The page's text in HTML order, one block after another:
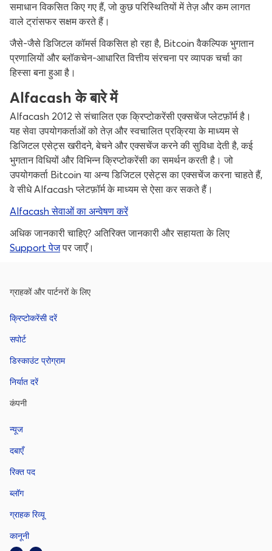
समाधान विकसित किए गए हैं, जो कुछ परिस्थितियों में तेज़ और कम लागत
वाले ट्रांसफर सक्षम करते हैं।
जैसे-जैसे डिजिटल कॉमर्स विकसित हो रहा है, Bitcoin वैकल्पिक भुगतान
प्रणालियों और ब्लॉकचेन-आधारित वित्तीय संरचना पर व्यापक चर्चा का
हिस्सा बना हुआ है।
Alfacash के बारे में
Alfacash 2012 से संचालित एक क्रिप्टोकरेंसी एक्सचेंज प्लेटफ़ॉर्म है।
यह सेवा उपयोगकर्ताओं को तेज़ और स्वचालित प्रक्रिया के माध्यम से
डिजिटल एसेट्स खरीदने, बेचने और एक्सचेंज करने की सुविधा देती है, कई
भुगतान विधियों और विभिन्न क्रिप्टोकरेंसी का समर्थन करती है। जो
उपयोगकर्ता Bitcoin या अन्य डिजिटल एसेट्स का एक्सचेंज करना चाहते हैं,
वे सीधे Alfacash प्लेटफ़ॉर्म के माध्यम से ऐसा कर सकते हैं।
Alfacash सेवाओं का अन्वेषण करें
अधिक जानकारी चाहिए? अतिरिक्त जानकारी और सहायता के लिए
Support पेजपर जाएँ।
ग्राहकों और पार्टनरों के लिए
क्रिप्टोकरेंसी दरें
सपोर्ट
डिस्काउंट प्रोग्राम
निर्यात दरें
कंपनी
न्यूज
दबाएँ
रिक्त पद
ब्लॉग
ग्राहक रिव्यू
कानूनी